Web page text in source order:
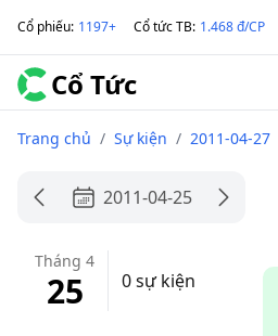
Cổ phiếu: 1197+ Cổ tức TB: 1.468 đ/CP
Cổ Tức
Trang chủ / Sự kiện / 2011-04-27
2011-04-25
Tháng 4
25 0 sự kiện